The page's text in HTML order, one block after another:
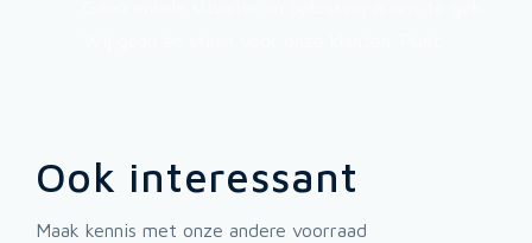
Ook interessant
Maak kennis met onze andere voorraad